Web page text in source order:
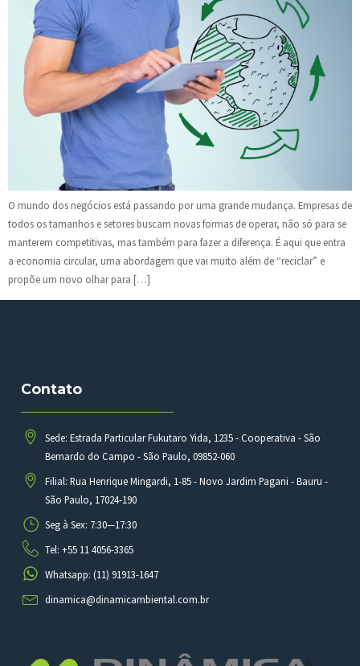
O mundo dos negócios está passando por uma grande mudança. Empresas de
todos os tamanhos e setores buscam novas formas de operar, não só para se
manterem competitivas, mas também para fazer a diferença. É aqui que entra
a economia circular, uma abordagem que vai muito além de “reciclar” e
propõe um novo olhar para […]
Contato
Sede: Estrada Particular Fukutaro Yida, 1235 - Cooperativa - São
Bernardo do Campo - São Paulo, 09852-060
Filial: Rua Henrique Mingardi, 1-85 - Novo Jardim Pagani - Bauru -
São Paulo, 17024-190
Seg à Sex: 7:30—17:30
Tel: +55 11 4056-3365
Whatsapp: (11) 91913-1647
dinamica@dinamicambiental.com.br